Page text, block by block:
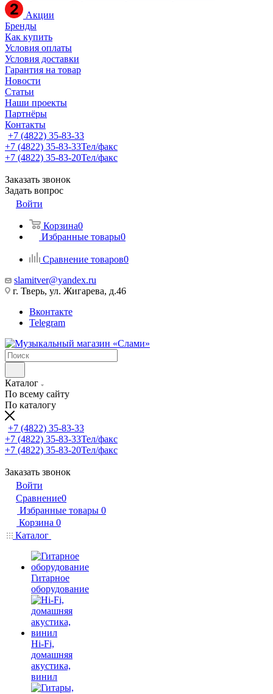
Акции
Бренды
Как купить
Условия оплаты
Условия доставки
Гарантия на товар
Новости
Статьи
Наши проекты
Партнёры
Контакты
+7 (4822) 35-83-33
+7 (4822) 35-83-33Тел/факс
+7 (4822) 35-83-20Тел/факс
Заказать звонок
Задать вопрос
Войти
Корзина0
Избранные товары0
Сравнение товаров0
slamitver@yandex.ru
г. Тверь, ул. Жигарева, д.46
Вконтакте
Telegram
Каталог
По всему сайту
По каталогу
+7 (4822) 35-83-33
+7 (4822) 35-83-33Тел/факс
+7 (4822) 35-83-20Тел/факс
Заказать звонок
Войти
Сравнение0
Избранные товары 0
Корзина 0
Каталог
Гитарное
оборудование
Hi-Fi,
домашняя
акустика,
винил